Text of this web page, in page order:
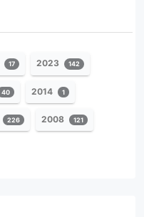
17 2023 142
40 2014 1
226 2008 121